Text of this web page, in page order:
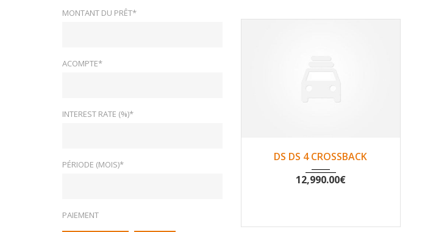
MONTANT DU PRÊT*
ACOMPTE*
INTEREST RATE (%)*
PÉRIODE (MOIS)*
PAIEMENT
2016 Non 129171
DS DS 4 CROSSBACK
12,990.00€